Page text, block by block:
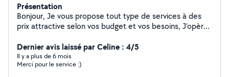
Présentation
Bonjour, Je vous propose tout type de services à des
prix attractive selon vos budget et vos besoins, J'opère
et évacuation des déchets. Je suis ponctuel et je n'est
qu'une parole. N'hésitez pas à me contacter
Dernier avis laissé par Celine : 4/5
Il y a plus de 6 mois
Merci pour le service :)